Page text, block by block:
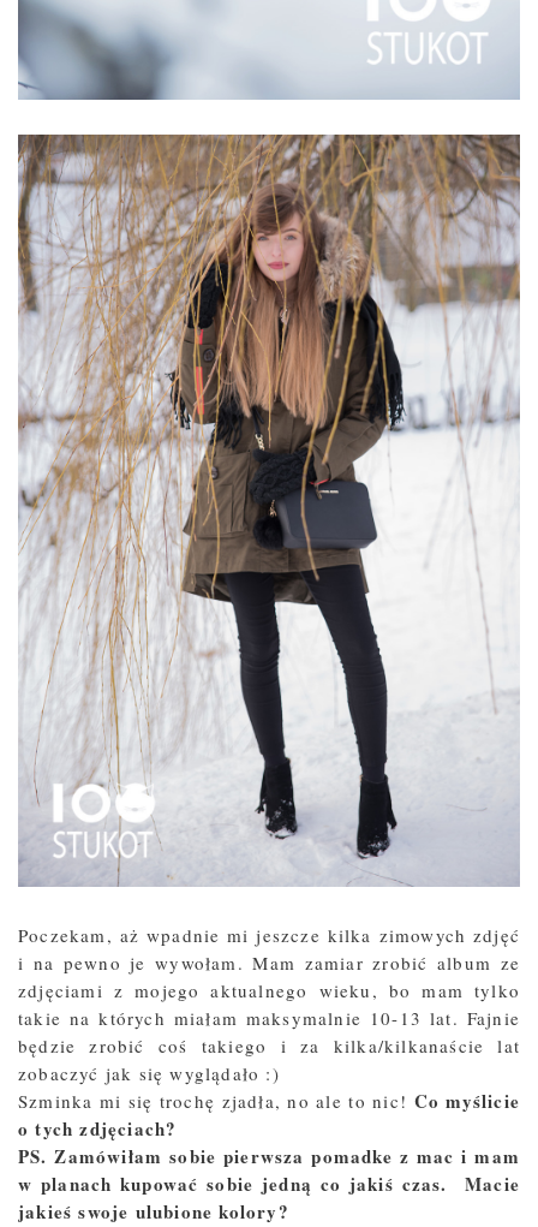
Poczekam, aż wpadnie mi jeszcze kilka zimowych zdjęć
i na pewno je wywołam. Mam zamiar zrobić album ze
zdjęciami z mojego aktualnego wieku, bo mam tylko
takie na których miałam maksymalnie 10-13 lat. Fajnie
będzie zrobić coś takiego i za kilka/kilkanaście lat
zobaczyć jak się wyglądało :)
Szminka mi się trochę zjadła, no ale to nic! Co myślicie
o tych zdjęciach?
PS. Zamówiłam sobie pierwsza pomadke z mac i mam
w planach kupować sobie jedną co jakiś czas. Macie
jakieś swoje ulubione kolory?